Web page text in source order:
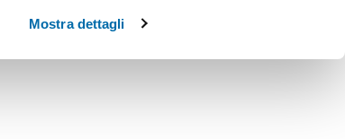
Mostra dettagli